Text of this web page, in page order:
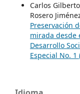
Carlos
Rosero
Preservación
mirada desde
Desarrollo
Especial No. 1